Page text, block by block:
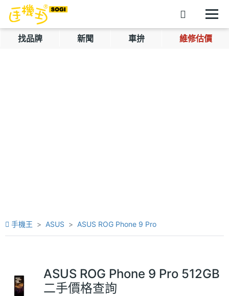
找品牌 新聞 車拚 維修估價
手機王 ASUS ASUS ROG Phone 9 Pro
ASUS ROG Phone 9 Pro 512GB
二手價格查詢